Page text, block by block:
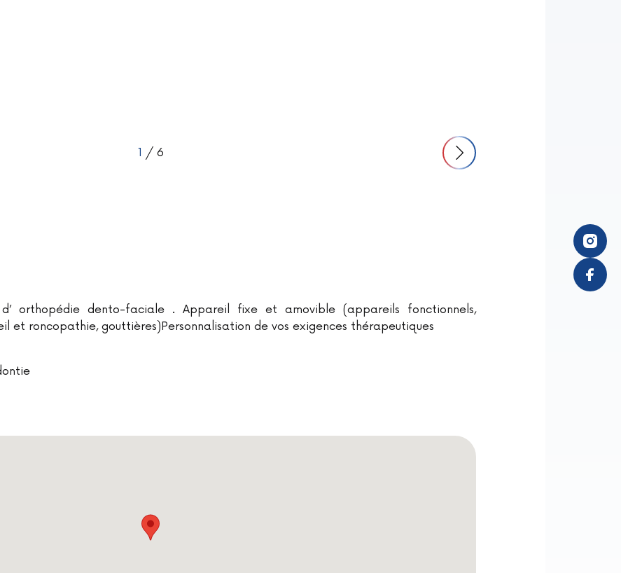
1 / 6
orthopédie dento-faciale . Appareil fixe et amovible (appareils fonctionnels,
et roncopathie, gouttières)Personnalisation de vos exigences thérapeutiques